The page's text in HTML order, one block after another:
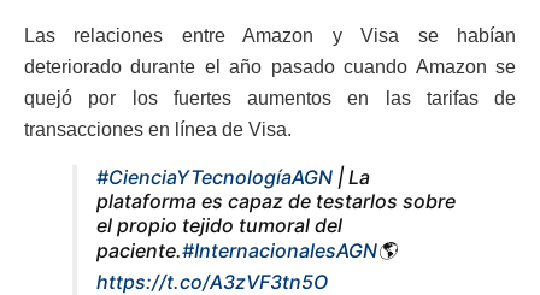
Las relaciones entre Amazon y Visa se habían
deteriorado durante el año pasado cuando Amazon se
quejó por los fuertes aumentos en las tarifas de
transacciones en línea de Visa.
#CienciaYTecnologíaAGN | La
plataforma es capaz de testarlos sobre
el propio tejido tumoral del
paciente.#InternacionalesAGN🌎
https://t.co/A3zVF3tn5O